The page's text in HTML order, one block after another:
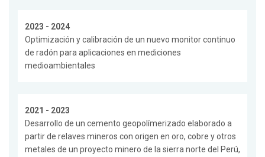
2023 - 2024
Optimización y calibración de un nuevo monitor continuo
de radón para aplicaciones en mediciones
medioambientales
2021 - 2023
Desarrollo de un cemento geopolímerizado elaborado a
partir de relaves mineros con origen en oro, cobre y otros
metales de un proyecto minero de la sierra norte del Perú,